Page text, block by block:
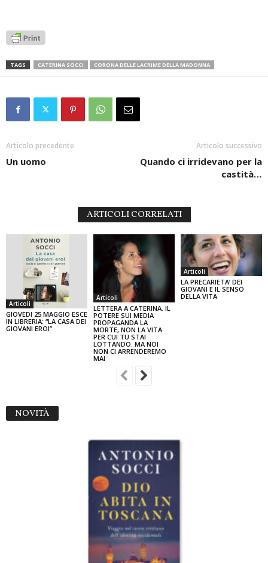
TAGS CATERINA SOCCI CORONA DELLE LACRIME DELLA MADONNA
Articolo precedente
Un uomo
Articolo successivo
Quando ci irridevano per la
castità…
ARTICOLI CORRELATI
Articoli
GIOVEDI 25 MAGGIO ESCE
IN LIBRERIA: “LA CASA DEI
GIOVANI EROI”
Articoli
LETTERA A CATERINA. IL
POTERE SUI MEDIA
PROPAGANDA LA
MORTE, NON LA VITA
PER CUI TU STAI
LOTTANDO. MA NOI
NON CI ARRENDEREMO
MAI
Articoli
LA PRECARIETA’ DEI
GIOVANI E IL SENSO
DELLA VITA
NOVITÀ